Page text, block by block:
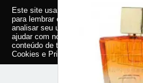
Este site usa cookies e outras
para lembrar e entender como você
analisar seu uso de nossos produtos e
ajudar com nossos esforços de
conteúdo de terceiros. Leia mais em
Cookies e Privacidade